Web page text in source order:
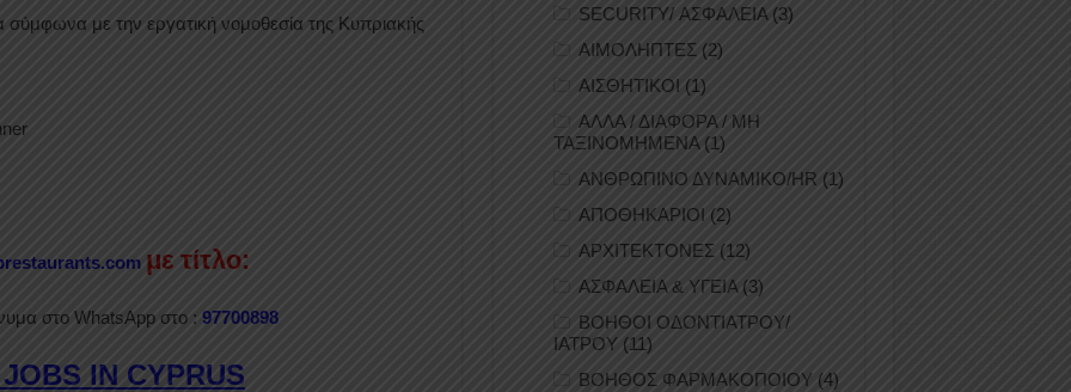
με την εργατική νομοθεσία της Κυπριακής
με τίτλο:
στο WhatsApp στο : 97700898
IN CYPRUS
SECURITY/ ΑΣΦΑΛΕΙΑ(3)
ΑΙΜΟΛΗΠΤΕΣ (2)
ΑΙΣΘΗΤΙΚΟΙ (1)
ΑΛΛΑ / ΔΙΑΦΟΡΑ / ΜΗ
ΤΑΞΙΝΟΜΗΜΕΝΑ(1)
ΑΝΘΡΩΠΙΝΟ ΔΥΝΑΜΙΚΟ/HR (1)
ΑΠΟΘΗΚΑΡΙΟΙ (2)
ΑΡΧΙΤΕΚΤΟΝΕΣ (12)
ΑΣΦΑΛΕΙΑ & ΥΓΕΙΑ (3)
ΒΟΗΘΟΙ ΟΔΟΝΤΙΑΤΡΟΥ/
ΙΑΤΡΟΥ(11)
ΒΟΗΘΟΣ ΦΑΡΜΑΚΟΠΟΙΟΥ (4)